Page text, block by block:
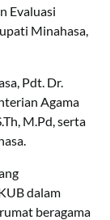
Evaluasi
Minahasa,
Pdt. Dr.
Agama
M.Pd, serta
dalam
beragama